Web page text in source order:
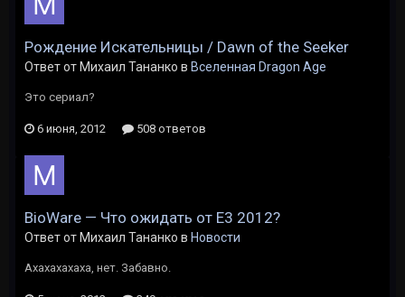
Рождение Искательницы / Dawn of the Seeker
Ответ от Михаил Тананко в Вселенная Dragon Age
Это сериал?
6 июня, 2012 508 ответов
BioWare — Что ожидать от Е3 2012?
Ответ от Михаил Тананко в Новости
Ахахахахаха, нет. Забавно.